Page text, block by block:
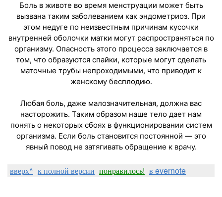
Боль в животе во время менструации может быть
вызвана таким заболеванием как эндометриоз. При
этом недуге по неизвестным причинам кусочки
внутренней оболочки матки могут распространяться по
организму. Опасность этого процесса заключается в
том, что образуются спайки, которые могут сделать
маточные трубы непроходимыми, что приводит к
женскому бесплодию.
Любая боль, даже малозначительная, должна вас
насторожить. Таким образом наше тело дает нам
понять о некоторых сбоях в функционировании систем
организма. Если боль становится постоянной — это
явный повод не затягивать обращение к врачу.
вверх^ к полной версии понравилось! в evernote